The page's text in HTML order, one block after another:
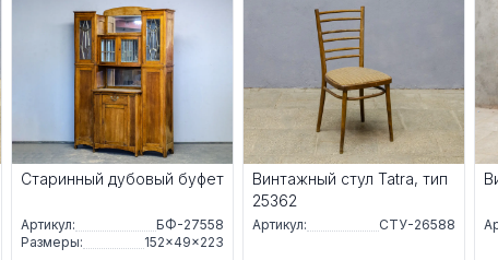
Старинный дубовый буфет
Артикул:
БФ-27558
Размеры:
152×49×223
Винтажный стул Tatra, тип
25362
Артикул: СТУ-26588